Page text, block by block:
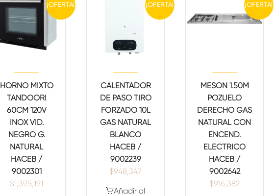
¡OFERTA!
HORNO MIXTO
TANDOORI
60CM 120V
INOX VID.
NEGRO G.
NATURAL
HACEB /
9002301
$1,395,191
¡OFERTA!
CALENTADOR
DE PASO TIRO
FORZADO 10L
GAS NATURAL
BLANCO
HACEB /
9002239
$948,347
Añadir al
¡OFERTA!
MESON 1.50M
POZUELO
DERECHO GAS
NATURAL CON
ENCEND.
ELECTRICO
HACEB /
9002642
$916,382